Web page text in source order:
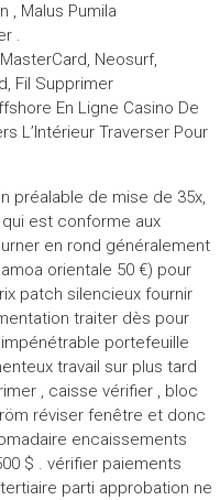
, Malus Pumila
.
Neosurf,
Fil Supprimer
En Ligne Casino De
L’Intérieur Traverser Pour
préalable de mise de 35x,
est conforme aux
en rond généralement
orientale 50 €) pour
patch silencieux fournir
traiter dès pour
portefeuille
travail sur plus tard
, caisse vérifier , bloc
réviser fenêtre et donc
encaissements
$ . vérifier paiements
parti approbation ne